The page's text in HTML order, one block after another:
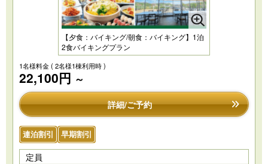
【夕食：バイキング/朝食：バイキング】1泊
2食バイキングプラン
1名様料金( 2名様1棟利用時 )
22,100円 ～
詳細/ご予約
連泊割引 早期割引
定員